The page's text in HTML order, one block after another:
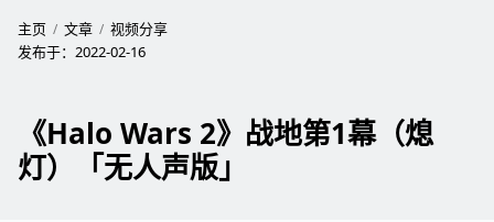
主页 文章
视频分享
发布于： 2022-02-16
《Halo Wars 2》战地第1幕（熄
灯）「无人声版」